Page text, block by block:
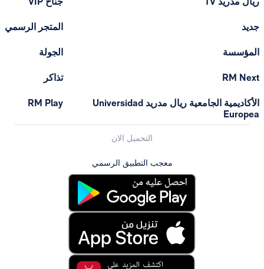
الأكاديمية الجامعية ريال مدريد Universidad
المتجر الرسمي
RM Play
معجب التطبيق الرسمي